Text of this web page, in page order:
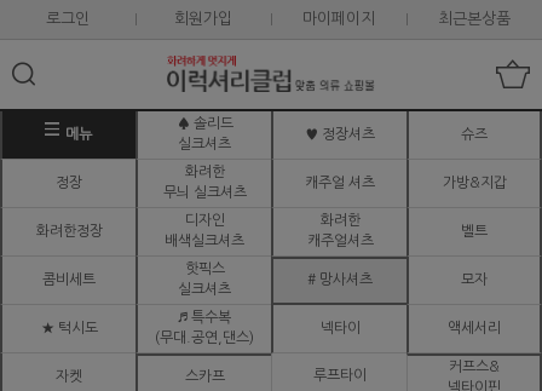
로그인 회원가입 마이페이지 최근본상품
메뉴
♠ 솔리드
실크셔츠
♥ 정장셔츠 슈즈
정장
화려한
무늬 실크셔츠
캐주얼 셔츠 가방&지갑
화려한정장
디자인
배색실크셔츠
화려한
캐주얼셔츠
벨트
콤비세트
핫픽스
실크셔츠
# 망사셔츠 모자
★ 턱시도
♬ 특수복
(무대.공연,댄스)
넥타이 액세서리
자켓 스카프 루프타이
커프스&
넥타이핀